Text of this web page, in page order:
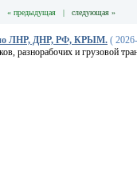
« предыдущая | следующая »
по ЛНР, ДНР, РФ, КРЫМ. (
разнорабочих и грузовой